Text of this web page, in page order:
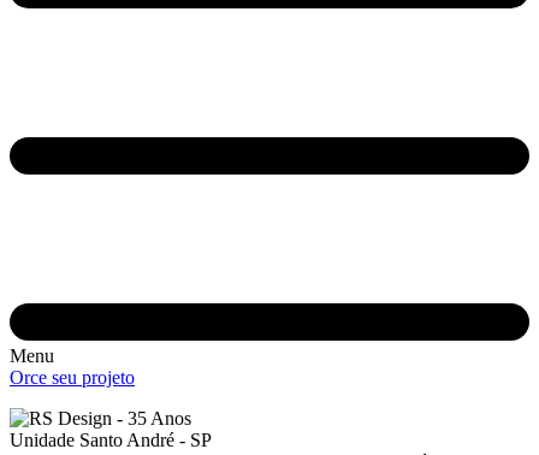
Menu
Orce seu projeto
Unidade Santo André - SP